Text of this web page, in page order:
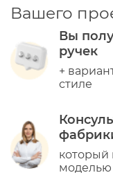
Вашего
Вы
ручек
+
стиле
который
моделью